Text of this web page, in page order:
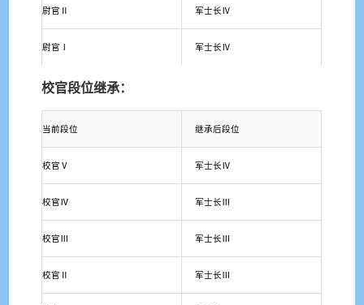
尉官Ⅱ 军士长Ⅳ
尉官Ⅰ 军士长Ⅳ
校官段位继承：
当前段位 继承后段位
校官Ⅴ 军士长Ⅳ
校官Ⅳ 军士长Ⅲ
校官Ⅲ 军士长Ⅲ
校官Ⅱ 军士长Ⅲ